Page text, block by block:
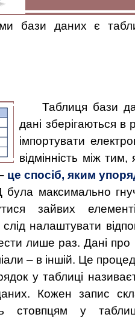
бази даних є
Таблиця бази
дані зберігаються в
імпортувати
відмінність між
це спосіб, яким
максимально
зайвих
слід налаштувати
лише раз. Дані про
– в іншій. Це
у таблиці
Кожен запис
стовпцям у